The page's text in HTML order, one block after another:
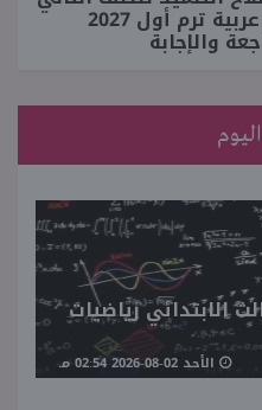
الإعدادي لغة عربية ترم أول 2027
والإجابة
الابتدائي رياضيات
الأحد 02-08-2026 02:54 مـ